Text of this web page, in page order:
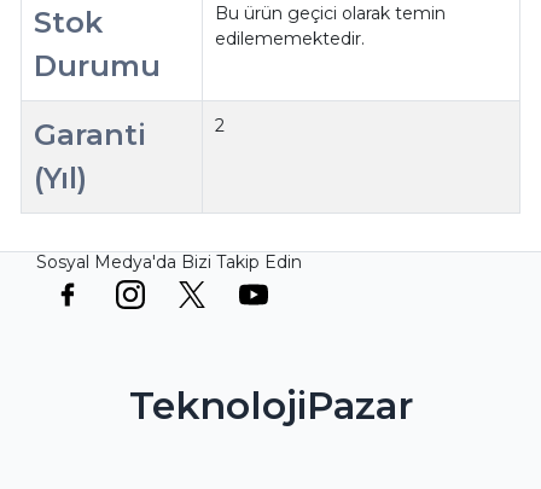
Stok
Durumu
Bu ürün geçici olarak temin
edilememektedir.
Garanti
(Yıl)
2
Sosyal Medya'da Bizi Takip Edin
TeknolojiPazar